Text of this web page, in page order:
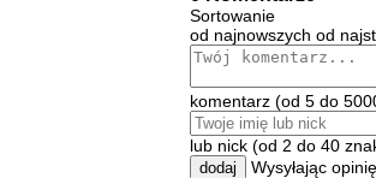
Sortowanie
od najnowszych od
komentarz (od 5 do
lub nick (od 2 do 40
dodaj
Wysyłając